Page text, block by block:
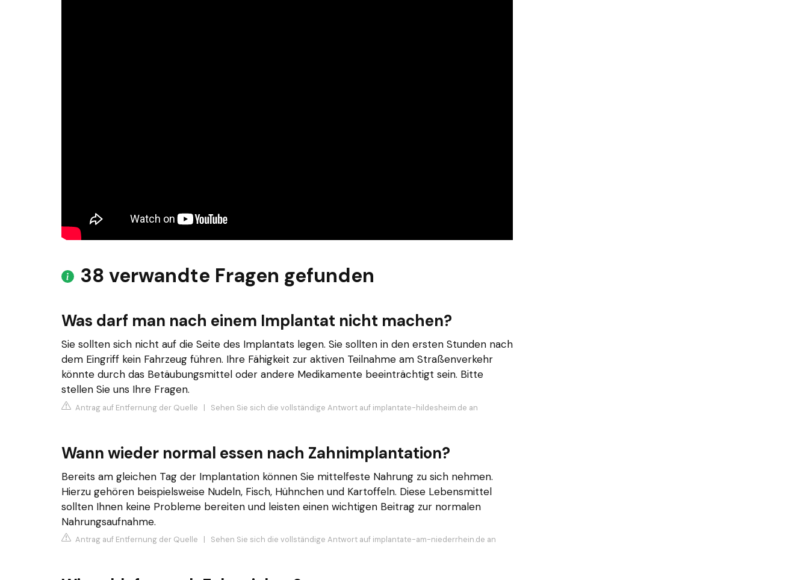
38 verwandte Fragen gefunden
Was darf man nach einem Implantat nicht machen?
Sie sollten sich nicht auf die Seite des Implantats legen. Sie sollten in den ersten Stunden nach
dem Eingriff kein Fahrzeug führen. Ihre Fähigkeit zur aktiven Teilnahme am Straßenverkehr
könnte durch das Betäubungsmittel oder andere Medikamente beeinträchtigt sein. Bitte
stellen Sie uns Ihre Fragen.
Antrag auf Entfernung der Quelle | Sehen Sie sich die vollständige Antwort auf implantate-hildesheim.de an
Wann wieder normal essen nach Zahnimplantation?
Bereits am gleichen Tag der Implantation können Sie mittelfeste Nahrung zu sich nehmen.
Hierzu gehören beispielsweise Nudeln, Fisch, Hühnchen und Kartoffeln. Diese Lebensmittel
sollten Ihnen keine Probleme bereiten und leisten einen wichtigen Beitrag zur normalen
Nahrungsaufnahme.
Antrag auf Entfernung der Quelle Sehen Sie sich die vollständige Antwort auf implantate-am-niederrhein.de an